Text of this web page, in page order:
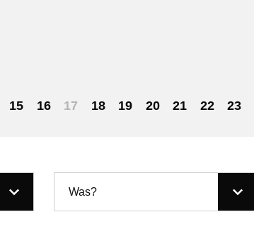
15 16 17 18 19 20 21 22 23
Was?